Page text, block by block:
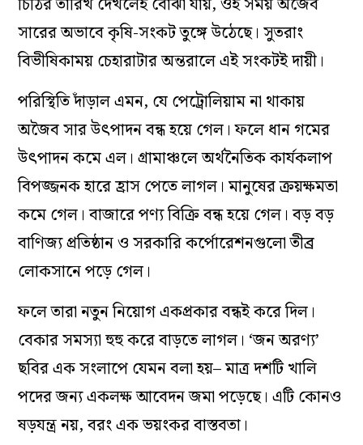
সারের অভাবে কৃষি-সংকট তুঙ্গে উঠেছে। সুতরাং
বিভীষিকাময় চেহারাটার অন্তরালে এই সংকটই দায়ী।
পরিস্থিতি দাঁড়াল এমন, যে পেট্রোলিয়াম না থাকায়
অজৈব সার উৎপাদন বন্ধ হয়ে গেল। ফলে ধান গমের
উৎপাদন কমে এল। গ্রামাঞ্চলে অর্থনৈতিক কার্যকলাপ
বিপজ্জনক হারে হ্রাস পেতে লাগল। মানুষের ক্রয়ক্ষমতা
কমে গেল। বাজারে পণ্য বিক্রি বন্ধ হয়ে গেল। বড় বড়
বাণিজ্য প্রতিষ্ঠান ও সরকারি কর্পোরেশনগুলো তীব্র
লোকসানে পড়ে গেল।
ফলে তারা নতুন নিয়োগ একপ্রকার বন্ধই করে দিল।
বেকার সমস্যা হুহু করে বাড়তে লাগল। ‘জন অরণ্য’
ছবির এক সংলাপে যেমন বলা হয়– মাত্র দশটি খালি
পদের জন্য একলক্ষ আবেদন জমা পড়েছে। এটি কোনও
ষড়যন্ত্র নয়, বরং এক ভয়ংকর বাস্তবতা।